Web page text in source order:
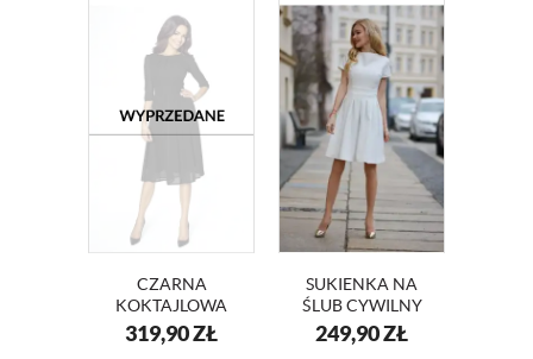
CZARNA
KOKTAJLOWA
SUKIENKA Z
SZYFONU KM211
319,90ZŁ
SUKIENKA NA
ŚLUB CYWILNY
MINI
ROZKLOSZOWANA
249,90ZŁ